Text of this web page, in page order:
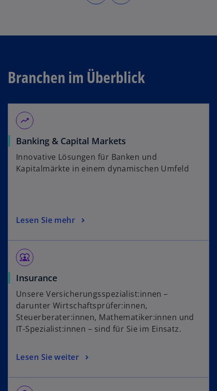
Branchen im Überblick
moving
Banking & Capital Markets
Innovative Lösungen für Banken und
Kapitalmärkte in einem dynamischen Umfeld
Lesen Sie mehr
diversity_1
Insurance
Unsere Versicherungsspezialist:innen –
darunter Wirtschaftsprüfer:innen,
Steuerberater:innen, Mathematiker:innen und
IT-Spezialist:innen – sind für Sie im Einsatz.
Lesen Sie weiter